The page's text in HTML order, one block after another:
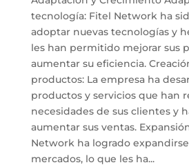
tecnología: Fitel Network ha
adoptar nuevas tecnologías y
les han permitido mejorar sus
aumentar su eficiencia.
productos: La empresa ha
productos y servicios que han
necesidades de sus clientes y
aumentar sus ventas.
Network ha logrado
mercados, lo que les ha...